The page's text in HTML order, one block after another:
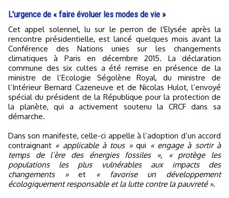
L'urgence de « faire évoluer les modes de vie »
Cet appel solennel, lu sur le perron de l'Elysée après la
rencontre présidentielle, est lancé quelques mois avant la
Conférence des Nations unies sur les changements
climatiques à Paris en décembre 2015. La déclaration
commune des six cultes a été remise en présence de la
ministre de l’Ecologie Ségolène Royal, du ministre de
l’Intérieur Bernard Cazeneuve et de Nicolas Hulot, l’envoyé
spécial du président de la République pour la protection de
la planète, qui a activement soutenu la CRCF dans sa
démarche.
Dans son manifeste, celle-ci appelle à l’adoption d’un accord
contraignant « applicable à tous »qui « engage à sortir à
temps de l’ère des énergies fossiles », « protège les
populations les plus vulnérables aux impacts des
changements »et
« favorise un développement
écologiquement responsable et la lutte contre la pauvreté ».